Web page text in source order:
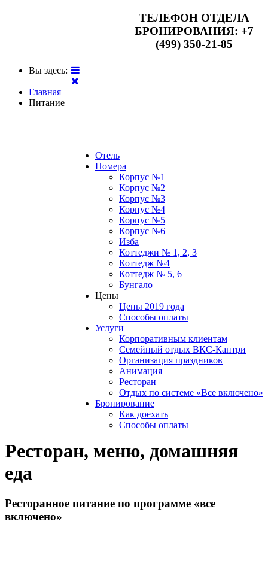
Отель
Номера
Корпус №1
Корпус №2
Корпус №3
Корпус №4
Корпус №5
Корпус №6
Изба
Коттеджи № 1, 2, 3
Коттедж №4
Коттедж № 5, 6
Бунгало
Цены
Цены 2019 года
Способы оплаты
Услуги
Корпоративным клиентам
Семейный отдых ВКС-Кантри
Организация праздников
Анимация
Ресторан
Отдых по системе «Все включено»
Бронирование
Как доехать
Способы оплаты
ТЕЛЕФОН ОТДЕЛА
БРОНИРОВАНИЯ: +7
(499) 350-21-85
Вы здесь:
Главная
Питание
Ресторан, меню, домашняя
еда
Ресторанное питание по программе «все
включено»